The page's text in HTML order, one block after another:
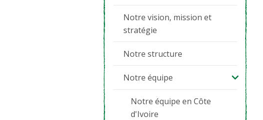
Notre vision, mission et
stratégie
Notre structure
Notre équipe
Notre équipe en Côte
d'Ivoire